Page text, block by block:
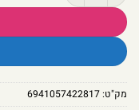
מק"ט:6941057422817